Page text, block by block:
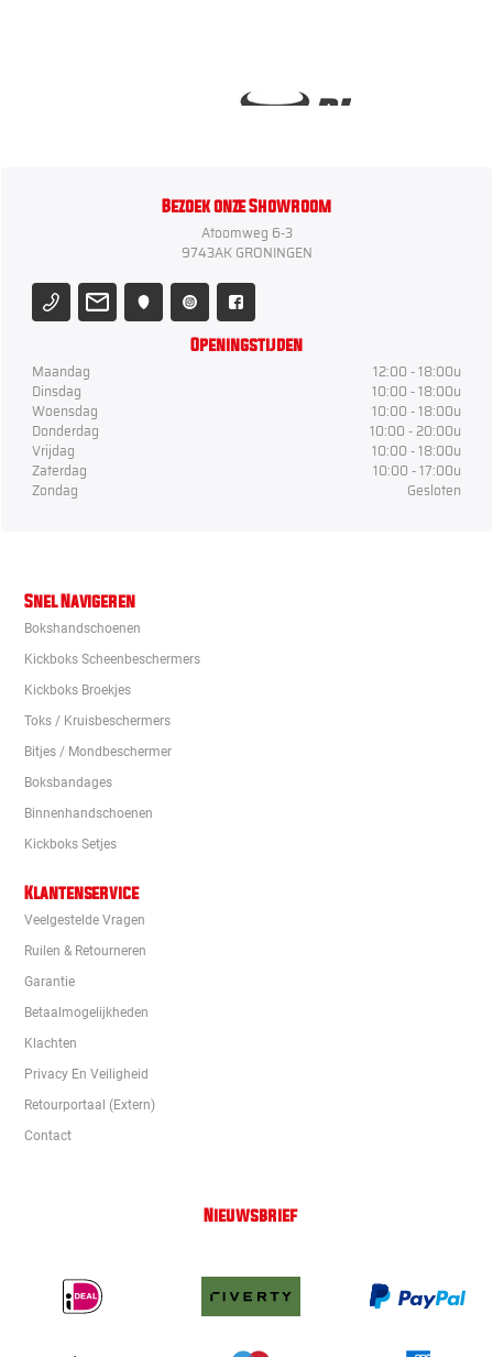
Bezoek onze Showroom
Atoomweg 6-3
9743AK GRONINGEN
Openingstijden
Maandag
12:00 - 18:00u
Dinsdag
10:00 - 18:00u
Woensdag
10:00 - 18:00u
Donderdag
10:00 - 20:00u
Vrijdag
10:00 - 18:00u
Zaterdag
10:00 - 17:00u
Zondag
Gesloten
Snel Navigeren
Bokshandschoenen
Kickboks Scheenbeschermers
Kickboks Broekjes
Toks / Kruisbeschermers
Bitjes / Mondbeschermer
Boksbandages
Binnenhandschoenen
Kickboks Setjes
Klantenservice
Veelgestelde Vragen
Ruilen & Retourneren
Garantie
Betaalmogelijkheden
Klachten
Privacy En Veiligheid
Retourportaal (extern)
Contact
Nieuwsbrief